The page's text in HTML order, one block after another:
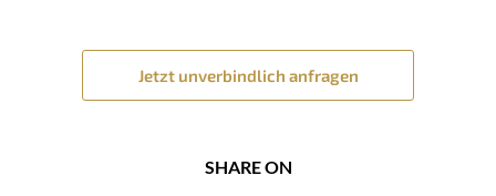
Jetzt unverbindlich anfragen
SHARE ON